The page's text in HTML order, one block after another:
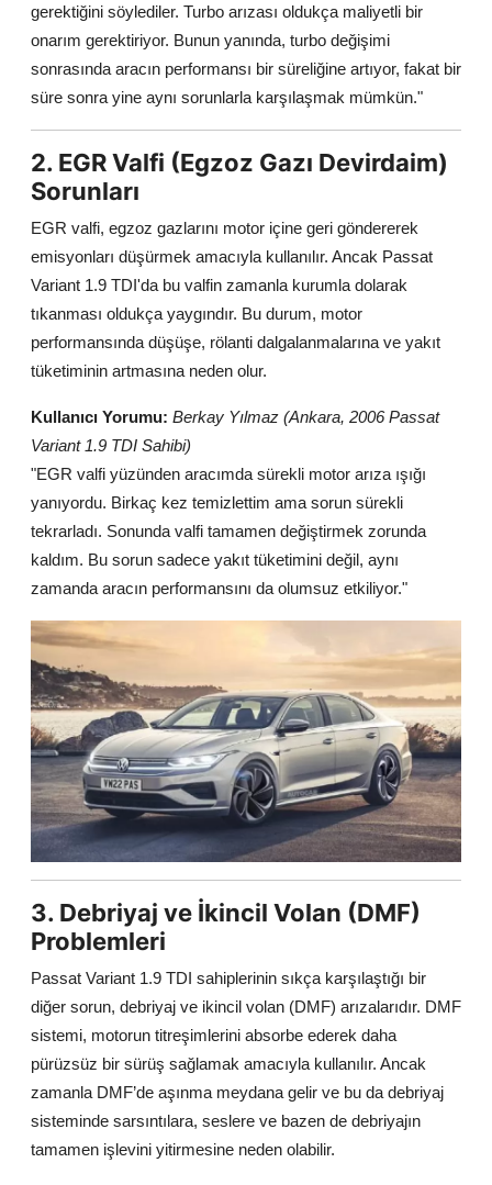
gerektiğini söylediler. Turbo arızası oldukça maliyetli bir
onarım gerektiriyor. Bunun yanında, turbo değişimi
sonrasında aracın performansı bir süreliğine artıyor, fakat bir
süre sonra yine aynı sorunlarla karşılaşmak mümkün."
2. EGR Valfi (Egzoz Gazı Devirdaim)
Sorunları
EGR valfi, egzoz gazlarını motor içine geri göndererek
emisyonları düşürmek amacıyla kullanılır. Ancak Passat
Variant 1.9 TDI'da bu valfin zamanla kurumla dolarak
tıkanması oldukça yaygındır. Bu durum, motor
performansında düşüşe, rölanti dalgalanmalarına ve yakıt
tüketiminin artmasına neden olur.
Kullanıcı Yorumu: Berkay Yılmaz (Ankara, 2006 Passat
Variant 1.9 TDI Sahibi)
"EGR valfi yüzünden aracımda sürekli motor arıza ışığı
yanıyordu. Birkaç kez temizlettim ama sorun sürekli
tekrarladı. Sonunda valfi tamamen değiştirmek zorunda
kaldım. Bu sorun sadece yakıt tüketimini değil, aynı
zamanda aracın performansını da olumsuz etkiliyor."
3. Debriyaj ve İkincil Volan (DMF)
Problemleri
Passat Variant 1.9 TDI sahiplerinin sıkça karşılaştığı bir
diğer sorun, debriyaj ve ikincil volan (DMF) arızalarıdır. DMF
sistemi, motorun titreşimlerini absorbe ederek daha
pürüzsüz bir sürüş sağlamak amacıyla kullanılır. Ancak
zamanla DMF’de aşınma meydana gelir ve bu da debriyaj
sisteminde sarsıntılara, seslere ve bazen de debriyajın
tamamen işlevini yitirmesine neden olabilir.